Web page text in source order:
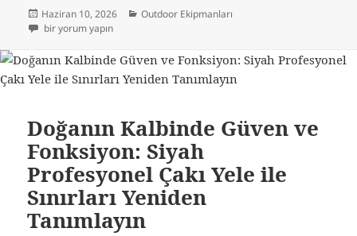
Yayın
tarihi
Haziran 10, 2026 Kategoriler
Outdoor Ekipmanları
Doğada Kaybolan Değil, Güçlenen Eliniz: Profesyonel Çakı Seçim
bir yorum yapın
Doğanın Kalbinde Güven ve
Fonksiyon: Siyah
Profesyonel Çakı Yele ile
Sınırları Yeniden
Tanımlayın